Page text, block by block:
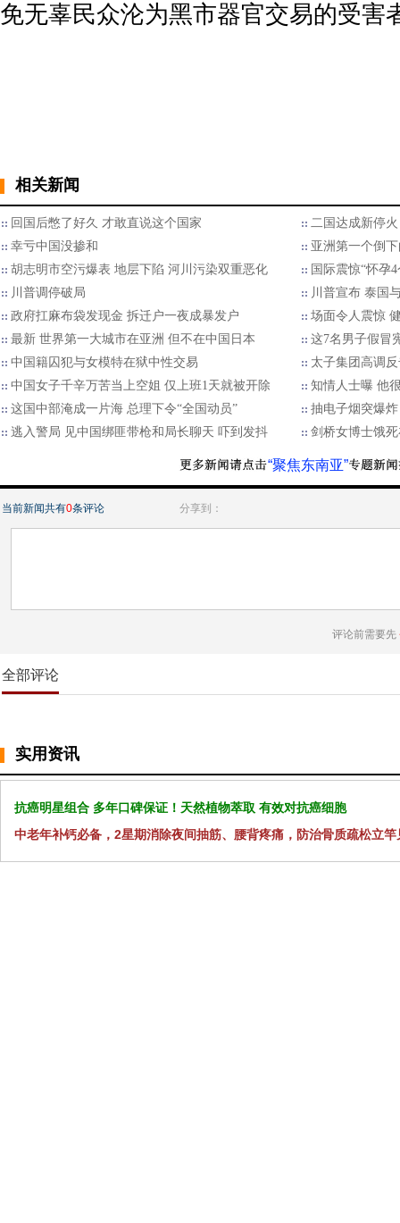
免无辜民众沦为黑市器官交易的受害
相关新闻
回国后憋了好久 才敢直说这个国家
二国达成新停
幸亏中国没掺和
亚洲第一个倒
胡志明市空污爆表 地层下陷 河川污染双重恶化
国际震惊“怀孕
川普调停破局
川普宣布 泰国
政府扛麻布袋发现金 拆迁户一夜成暴发户
场面令人震惊
最新 世界第一大城市在亚洲 但不在中国日本
这7名男子假冒
中国籍囚犯与女模特在狱中性交易
太子集团高调
中国女子千辛万苦当上空姐 仅上班1天就被开除
知情人士曝 他
这国中部淹成一片海 总理下令“全国动员”
抽电子烟突爆
逃入警局 见中国绑匪带枪和局长聊天 吓到发抖
剑桥女博士饿
“聚焦东南亚”
当前新闻共有0条评论 分享到：
评论前需要先
全部评论
实用资讯
抗癌明星组合 多年口碑保证！天然植物萃取 有效对抗癌细胞
中老年补钙必备，2星期消除夜间抽筋、腰背疼痛，防治骨质疏松立竿